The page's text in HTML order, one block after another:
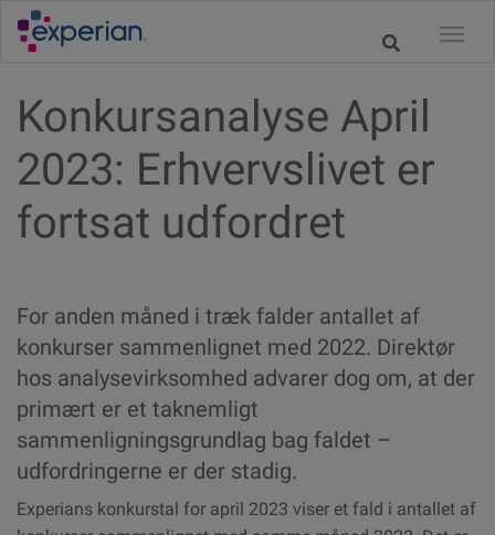
Konkursanalyse April
2023: Erhvervslivet er
fortsat udfordret
For anden måned i træk falder antallet af
konkurser sammenlignet med 2022. Direktør
hos analysevirksomhed advarer dog om, at der
primært er et taknemligt
sammenligningsgrundlag bag faldet –
udfordringerne er der stadig.
Experians konkurstal for april 2023 viser et fald i antallet af